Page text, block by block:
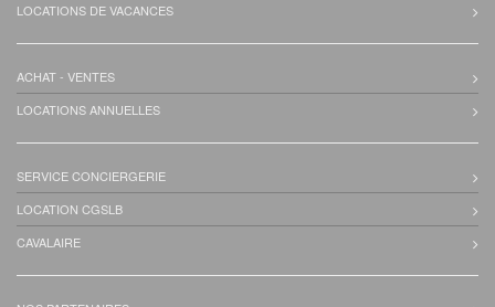
LOCATIONS DE VACANCES
ACHAT - VENTES
LOCATIONS ANNUELLES
SERVICE CONCIERGERIE
LOCATION CGSLB
CAVALAIRE